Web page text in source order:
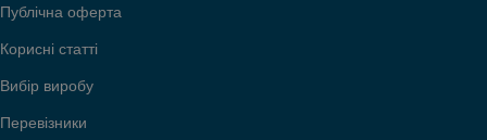
Публічна оферта
Корисні статті
Вибір виробу
Перевізники